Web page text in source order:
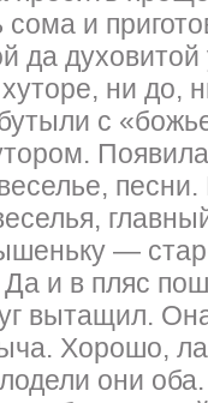
и
да духовитой
ни до,
с
песни.
—
Да и в пляс
вытащил.
Хорошо,
они